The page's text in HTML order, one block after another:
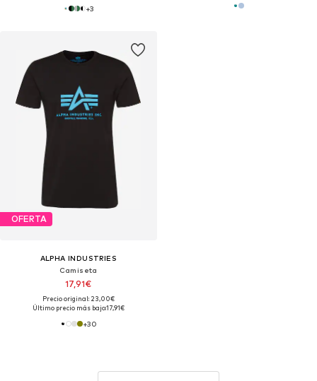
+3
OFERTA
ALPHA INDUSTRIES
Camiseta
17,91€
Precio original: 23,00€
Último precio más bajo:17,91€
+30